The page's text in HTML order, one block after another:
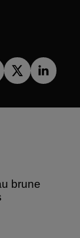
brune